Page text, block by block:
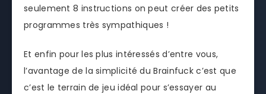
seulement 8 instructions on peut créer des petits
programmes très sympathiques !
Et enfin pour les plus intéressés d’entre vous,
l’avantage de la simplicité du Brainfuck c’est que
c’est le terrain de jeu idéal pour s’essayer au